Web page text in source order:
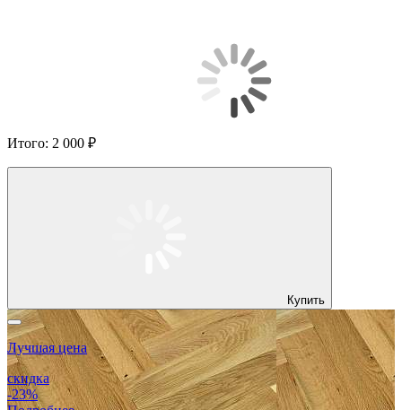
Итого: 2 000 ₽
Купить
Лучшая цена
скидка
-23%